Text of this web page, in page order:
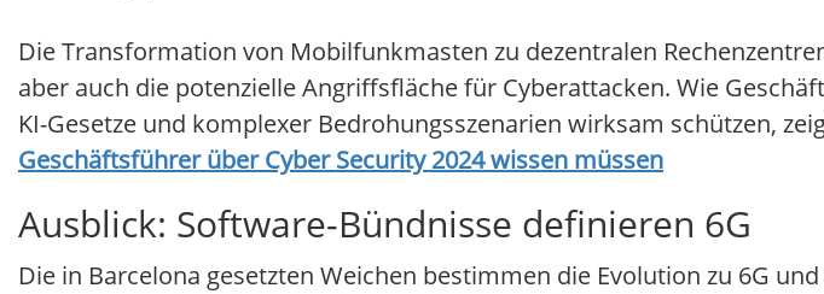
Die Transformation von Mobilfunkmasten zu dezentralen
aber auch die potenzielle Angriffsfläche für Cyberattacken. Wie
KI-Gesetze und komplexer Bedrohungsszenarien wirksam schützen,
Geschäftsführer über Cyber Security 2024 wissen müssen
Ausblick: Software-Bündnisse definieren 6G
Die in Barcelona gesetzten Weichen bestimmen die Evolution zu 6G